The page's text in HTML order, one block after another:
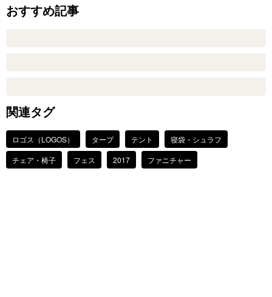
おすすめ記事
関連タグ
ロゴス（LOGOS） タープ テント
寝袋・シュラフ
チェア・椅子
フェス 2017 ファニチャー